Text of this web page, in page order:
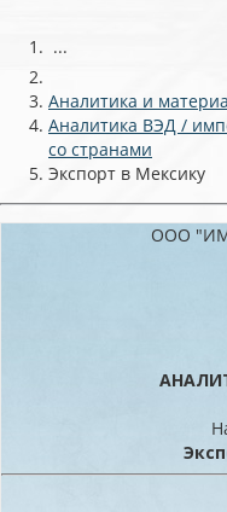
...
Аналитика и
Аналитика ВЭД /
со странами
Экспорт в Мексику
ООО